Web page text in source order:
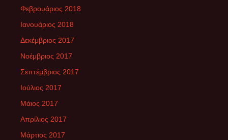
Φεβρουάριος 2018
Ιανουάριος 2018
Δεκέμβριος 2017
Νοέμβριος 2017
Σεπτέμβριος 2017
Ιούλιος 2017
Μάιος 2017
Απρίλιος 2017
Μάρτιος 2017